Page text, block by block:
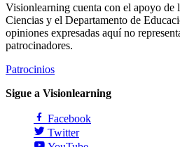
Visionlearning cuenta con el apoyo de
Ciencias y el Departamento de
opiniones expresadas aquí no
patrocinadores.
Patrocinios
Sigue a Visionlearning
Facebook
Twitter